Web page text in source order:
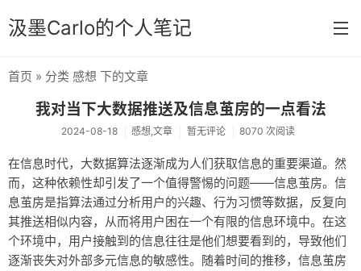
汲墨Carlo的个人笔记
分类
经验
感想
文章
相册
首页 » 分类 感想 下的文章
我对当下大数据推送及信息茧房的一点看法
2024-08-18 感想,文章 暂无评论 8070 次阅读
在信息时代，大数据算法逐渐成为人们获取信息的重要渠道。然
而，这种依赖性却引发了一个值得警惕的问题——信息茧房。信
息茧房是指算法通过分析用户的兴趣、行为习惯等数据，反复向
其推送相似内容，从而将用户困在一个有限的信息环境中。在这
个环境中，用户接触到的信息往往是他们想要看到的，导致他们
逐渐丧失对外部多元信息的敏感性。随着时间的推移，信息茧房